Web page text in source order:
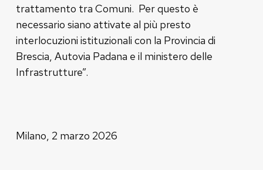
trattamento tra Comuni. Per questo è
necessario siano attivate al più presto
interlocuzioni istituzionali con la Provincia di
Brescia, Autovia Padana e il ministero delle
Infrastrutture”.
Milano, 2 marzo 2026